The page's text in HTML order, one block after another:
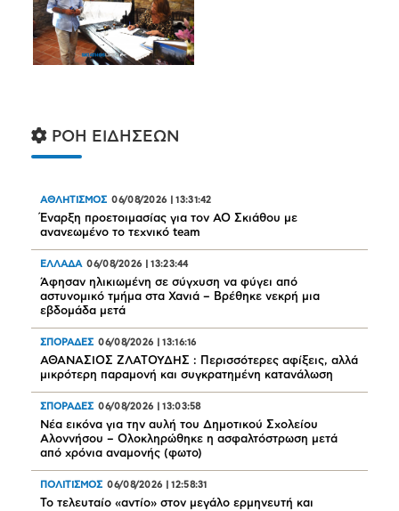
ΡΟΗ ΕΙΔΗΣΕΩΝ
ΑΘΛΗΤΙΣΜΟΣ 06/08/2026 13:31:42
Έναρξη προετοιμασίας για τον ΑΟ Σκιάθου με
ανανεωμένο το τεχνικό team
ΕΛΛΑΔΑ 06/08/2026 13:23:44
Άφησαν ηλικιωμένη σε σύγχυση να φύγει από
αστυνομικό τμήμα στα Χανιά – Βρέθηκε νεκρή μια
εβδομάδα μετά
ΣΠΟΡΑΔΕΣ 06/08/2026 13:16:16
ΑΘΑΝΑΣΙΟΣ ΖΛΑΤΟΥΔΗΣ : Περισσότερες αφίξεις, αλλά
μικρότερη παραμονή και συγκρατημένη κατανάλωση
ΣΠΟΡΑΔΕΣ 06/08/2026 13:03:58
Νέα εικόνα για την αυλή του Δημοτικού Σχολείου
Αλοννήσου – Ολοκληρώθηκε η ασφαλτόστρωση μετά
από χρόνια αναμονής (φωτο)
ΠΟΛΙΤΙΣΜΟΣ 06/08/2026 12:58:31
Το τελευταίο «αντίο» στον μεγάλο ερμηνευτή και